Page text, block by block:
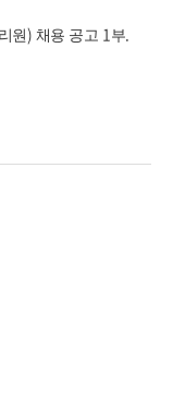
원) 채용 공고 1부.